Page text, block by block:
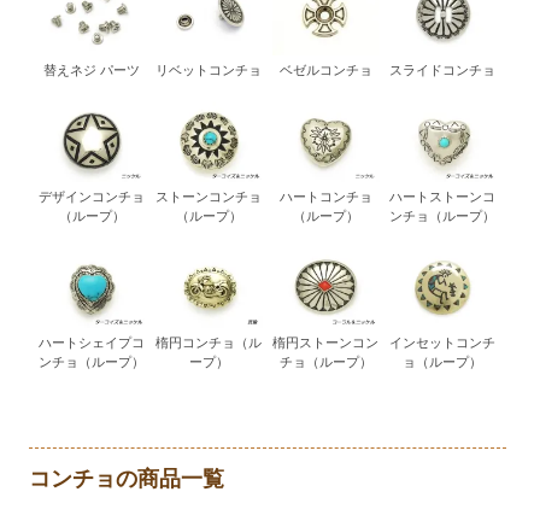
替えネジ パーツ リベットコンチョ ベゼルコンチョ スライドコンチョ
デザインコンチョ
（ループ）
ストーンコンチョ
（ループ）
ハートコンチョ
（ループ）
ハートストーンコ
ンチョ（ループ）
ハートシェイプコ
ンチョ（ループ）
楕円コンチョ（ル
ープ）
楕円ストーンコン
チョ（ループ）
インセットコンチ
ョ（ループ）
コンチョの商品一覧